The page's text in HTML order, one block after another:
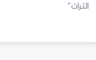
التراث"